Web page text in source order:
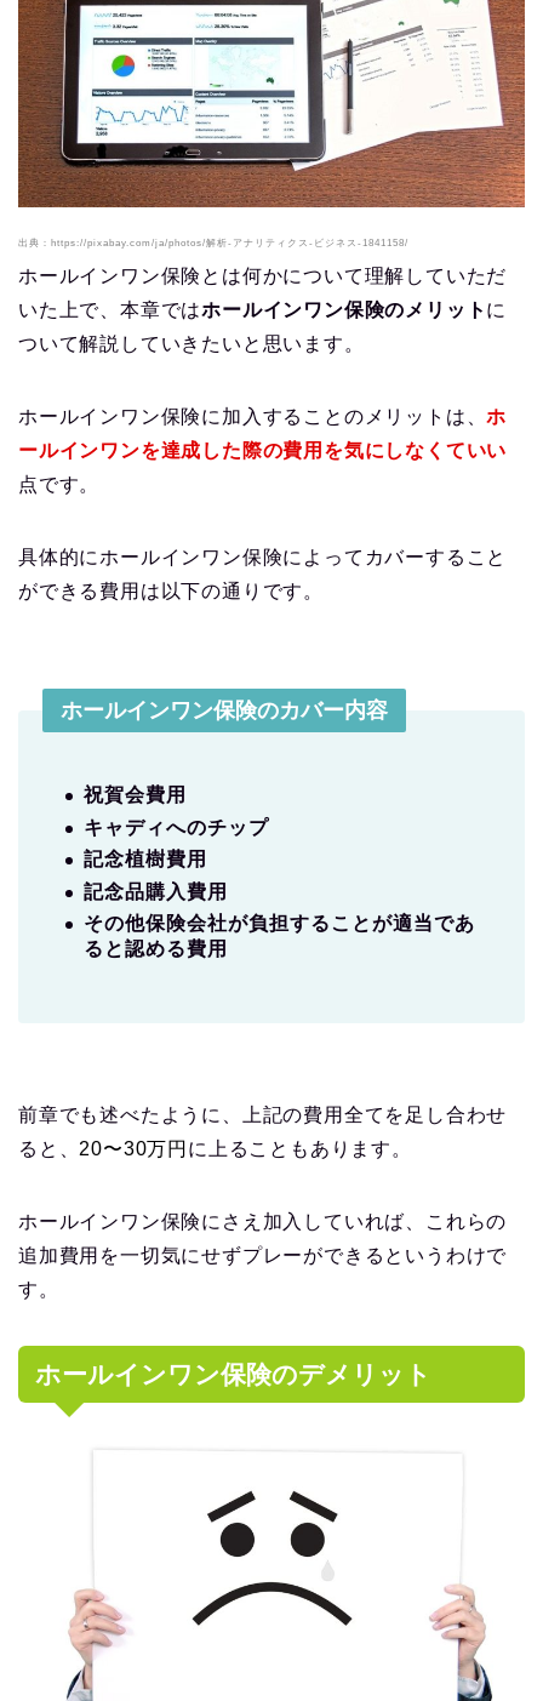
出典：https://pixabay.com/ja/photos/解析-アナリティクス-ビジネス-1841158/
ホールインワン保険とは何かについて理解していただ
いた上で、本章ではホールインワン保険のメリット に
ついて解説していきたいと思います。
ホールインワン保険に加入することのメリットは、ホ
ールインワンを達成した際の費用を気にしなくていい
点です。
具体的にホールインワン保険によってカバーすること
ができる費用は以下の通りです。
ホールインワン保険のカバー内容
祝賀会費用
キャディへのチップ
記念植樹費用
記念品購入費用
その他保険会社が負担することが適当であ
ると認める費用
前章でも述べたように、上記の費用全てを足し合わせ
ると、 20〜30万円 に上ることもあります。
ホールインワン保険にさえ加入していれば、これらの
追加費用を一切気にせずプレーができるというわけで
す。
ホールインワン保険のデメリット